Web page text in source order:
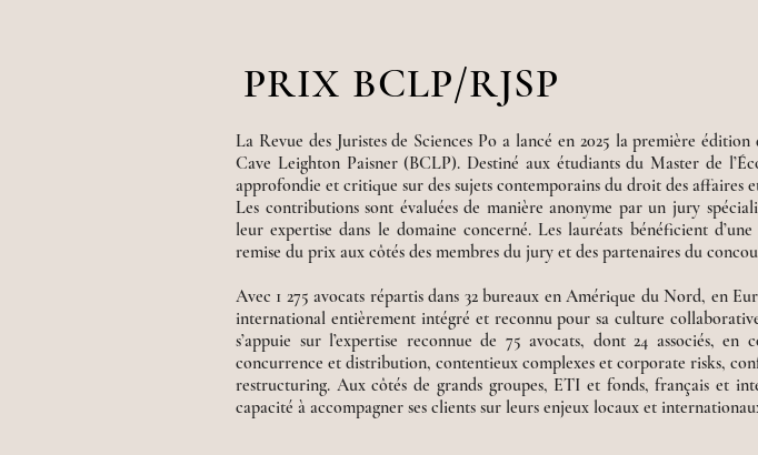
PRIX BCLP/RJSP
La Revue des Juristes de Sciences Po a lancé en 2025 la première
Cave Leighton Paisner (BCLP). Destiné aux étudiants du Master de
approfondie et critique sur des sujets contemporains du droit des affaires
Les contributions sont évaluées de manière anonyme par un jury
leur expertise dans le domaine concerné. Les lauréats bénéficient
remise du prix aux côtés des membres du jury et des partenaires du
Avec 1 275 avocats répartis dans 32 bureaux en Amérique du Nord, en
international entièrement intégré et reconnu pour sa culture
s’appuie sur l’expertise reconnue de 75 avocats, dont 24 associés,
concurrence et distribution, contentieux complexes et corporate risks,
restructuring. Aux côtés de grands groupes, ETI et fonds, français et
capacité à accompagner ses clients sur leurs enjeux locaux et